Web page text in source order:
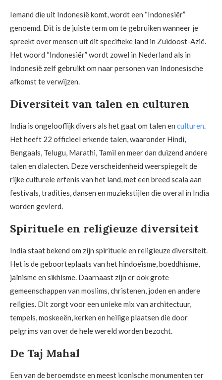
Iemand die uit Indonesië komt, wordt een “Indonesiër”
genoemd. Dit is de juiste term om te gebruiken wanneer je
spreekt over mensen uit dit specifieke land in Zuidoost-Azië.
Het woord “Indonesiër” wordt zowel in Nederland als in
Indonesië zelf gebruikt om naar personen van Indonesische
afkomst te verwijzen.
Diversiteit van talen en culturen
India is ongelooflijk divers als het gaat om talen en culturen.
Het heeft 22 officieel erkende talen, waaronder Hindi,
Bengaals, Telugu, Marathi, Tamil en meer dan duizend andere
talen en dialecten. Deze verscheidenheid weerspiegelt de
rijke culturele erfenis van het land, met een breed scala aan
festivals, tradities, dansen en muziekstijlen die overal in India
worden gevierd.
Spirituele en religieuze diversiteit
India staat bekend om zijn spirituele en religieuze diversiteit.
Het is de geboorteplaats van het hindoeïsme, boeddhisme,
jaïnisme en sikhisme. Daarnaast zijn er ook grote
gemeenschappen van moslims, christenen, joden en andere
religies. Dit zorgt voor een unieke mix van architectuur,
tempels, moskeeën, kerken en heilige plaatsen die door
pelgrims van over de hele wereld worden bezocht.
De Taj Mahal
Een van de beroemdste en meest iconische monumenten ter